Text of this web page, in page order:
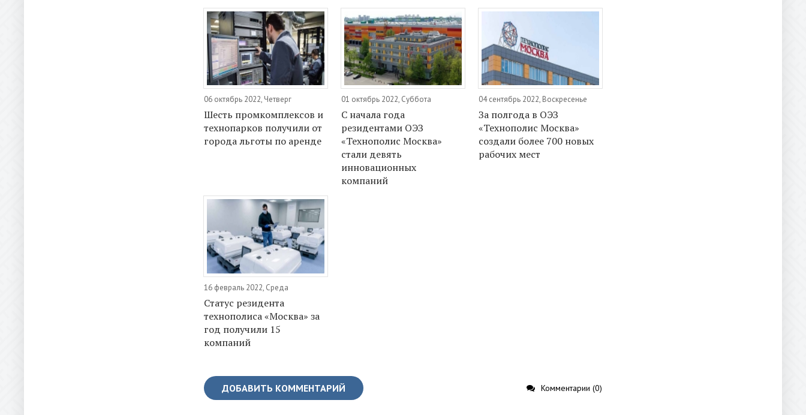
06 октябрь 2022, Четверг
Шесть промкомплексов и
технопарков получили от
города льготы по аренде
01 октябрь 2022, Суббота
С начала года
резидентами ОЭЗ
«Технополис Москва»
стали девять
инновационных
компаний
04 сентябрь 2022, Воскресенье
За полгода в ОЭЗ
«Технополис Москва»
создали более 700 новых
рабочих мест
16 февраль 2022, Среда
Статус резидента
технополиса «Москва» за
год получили 15
компаний
ДОБАВИТЬ КОММЕНТАРИЙ Комментарии (0)